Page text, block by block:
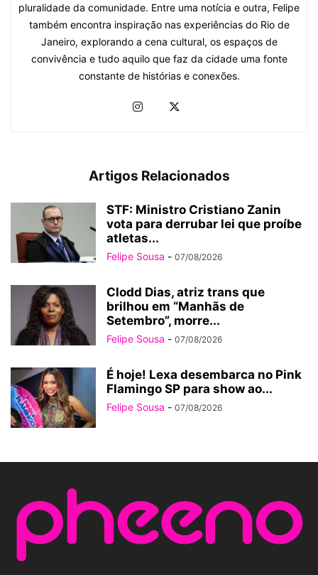
pluralidade da comunidade. Entre uma notícia e outra, Felipe
também encontra inspiração nas experiências do Rio de
Janeiro, explorando a cena cultural, os espaços de
convivência e tudo aquilo que faz da cidade uma fonte
constante de histórias e conexões.
Artigos Relacionados
STF: Ministro Cristiano Zanin
vota para derrubar lei que proíbe
atletas...
Felipe Sousa - 07/08/2026
Clodd Dias, atriz trans que
brilhou em “Manhãs de
Setembro”, morre...
Felipe Sousa - 07/08/2026
É hoje! Lexa desembarca no Pink
Flamingo SP para show ao...
Felipe Sousa - 07/08/2026